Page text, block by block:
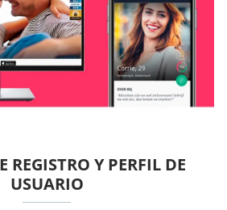
REGISTRO Y PERFIL DE
USUARIO